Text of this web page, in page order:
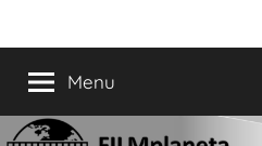
do
treści
FILMplaneta
filmowyMenu